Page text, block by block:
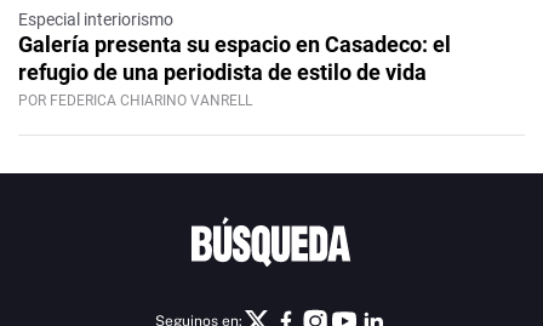
Especial interiorismo
Galería presenta su espacio en Casadeco: el
refugio de una periodista de estilo de vida
POR FEDERICA CHIARINO VANRELL
Seguinos en: